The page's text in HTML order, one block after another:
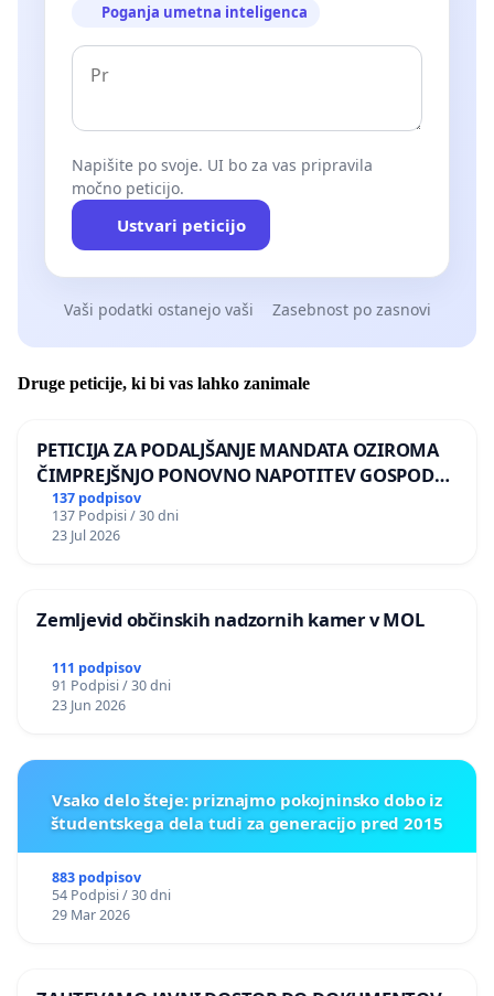
Poganja umetna inteligenca
Napišite po svoje. UI bo za vas pripravila
močno peticijo.
Ustvari peticijo
Vaši podatki ostanejo vaši Zasebnost po zasnovi
Druge peticije, ki bi vas lahko zanimale
PETICIJA ZA PODALJŠANJE MANDATA OZIROMA
ČIMPREJŠNJO PONOVNO NAPOTITEV GOSPODA
BERNARDA ŠRAJNERJA NA VELEPOSLANIŠTVO
REPUBLIKE SLOVENIJE V MOSKVI
137 podpisov
137 Podpisi / 30 dni
23 Jul 2026
Zemljevid občinskih nadzornih kamer v MOL
111 podpisov
91 Podpisi / 30 dni
23 Jun 2026
Vsako delo šteje: priznajmo pokojninsko dobo iz
študentskega dela tudi za generacijo pred 2015
883 podpisov
54 Podpisi / 30 dni
29 Mar 2026